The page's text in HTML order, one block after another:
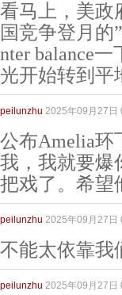
看马上，美政
国竞争登月的
nter balance
光开始转到平
peilunzhu 2025年09月27日
公布Amelia环
我，我就要爆
把戏了。希望
peilunzhu 2025年09月27日
不能太依靠我
peilunzhu 2025年09月27日